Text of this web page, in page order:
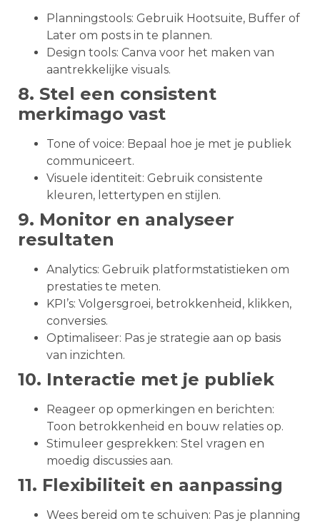
Planningstools: Gebruik Hootsuite, Buffer of
Later om posts in te plannen.
Design tools: Canva voor het maken van
aantrekkelijke visuals.
8. Stel een consistent
merkimago vast
Tone of voice: Bepaal hoe je met je publiek
communiceert.
Visuele identiteit: Gebruik consistente
kleuren, lettertypen en stijlen.
9. Monitor en analyseer
resultaten
Analytics: Gebruik platformstatistieken om
prestaties te meten.
KPI’s: Volgersgroei, betrokkenheid, klikken,
conversies.
Optimaliseer: Pas je strategie aan op basis
van inzichten.
10. Interactie met je publiek
Reageer op opmerkingen en berichten:
Toon betrokkenheid en bouw relaties op.
Stimuleer gesprekken: Stel vragen en
moedig discussies aan.
11. Flexibiliteit en aanpassing
Wees bereid om te schuiven: Pas je planning